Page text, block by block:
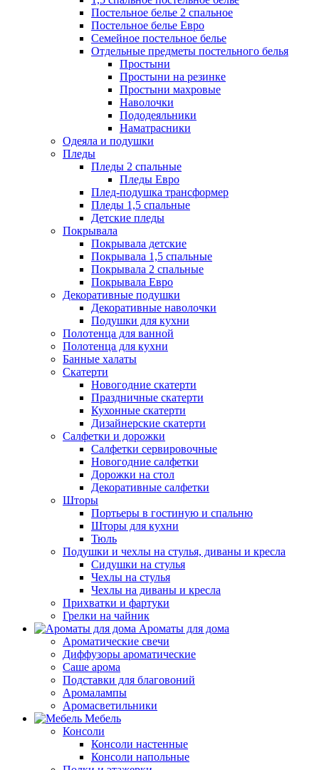
Постельное белье 2 спальное
Постельное белье Евро
Семейное постельное белье
Отдельные предметы постельного белья
Простыни
Простыни на резинке
Простыни махровые
Наволочки
Пододеяльники
Наматрасники
Одеяла и подушки
Пледы
Пледы 2 спальные
Пледы Евро
Плед-подушка трансформер
Пледы 1,5 спальные
Детские пледы
Покрывала
Покрывала детские
Покрывала 1,5 спальные
Покрывала 2 спальные
Покрывала Евро
Декоративные подушки
Декоративные наволочки
Подушки для кухни
Полотенца для ванной
Полотенца для кухни
Банные халаты
Скатерти
Новогодние скатерти
Праздничные скатерти
Кухонные скатерти
Дизайнерские скатерти
Салфетки и дорожки
Салфетки сервировочные
Новогодние салфетки
Дорожки на стол
Декоративные салфетки
Шторы
Портьеры в гостиную и спальню
Шторы для кухни
Тюль
Подушки и чехлы на стулья, диваны и кресла
Сидушки на стулья
Чехлы на стулья
Чехлы на диваны и кресла
Прихватки и фартуки
Грелки на чайник
Ароматы для дома
Ароматические свечи
Диффузоры ароматические
Саше арома
Подставки для благовоний
Аромалампы
Аромасветильники
Мебель
Консоли
Консоли настенные
Консоли напольные